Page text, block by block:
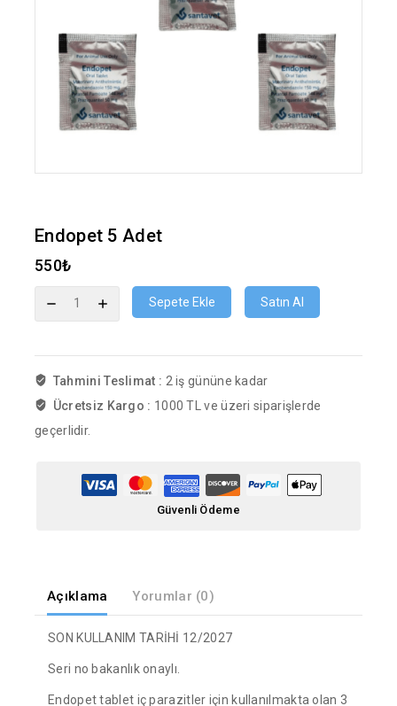
Endopet 5 Adet
550₺
Sepete Ekle Satın Al
Tahmini Teslimat : 2 iş gününe kadar
Ücretsiz Kargo : 1000 TL ve üzeri siparişlerde
geçerlidir.
Güvenli Ödeme
Açıklama Yorumlar (0)
SON KULLANIM TARİHİ 12/2027
Seri no bakanlık onaylı.
Endopet tablet iç parazitler için kullanılmakta olan 3